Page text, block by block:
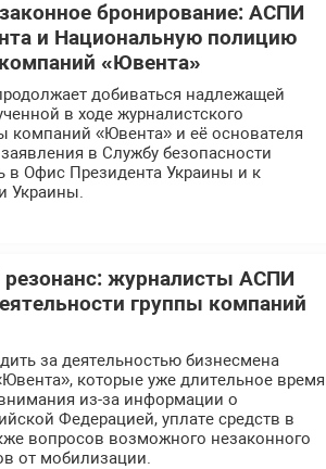
бронирование: АСПИ
и Национальную полицию
«Ювента»
добиваться надлежащей
в ходе журналистского
компаний «Ювента» и её основателя
в Службу безопасности
в Офис Президента Украины и к
Украины.
журналисты АСПИ
группы компаний
за деятельностью бизнесмена
которые уже длительное время
из-за информации о
Федерацией, уплате средств в
вопросов возможного незаконного
от мобилизации.